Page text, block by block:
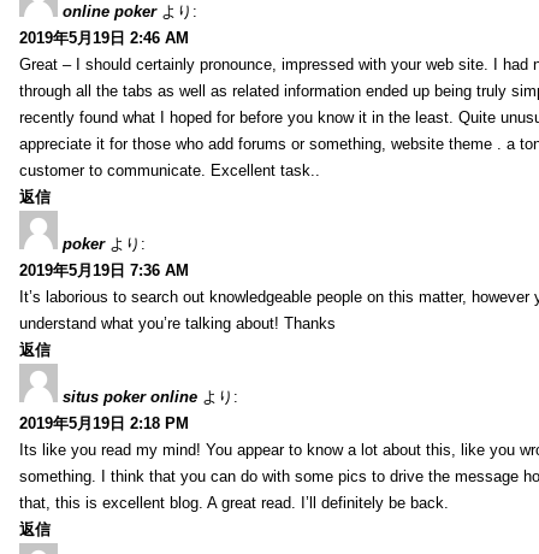
online poker より:
2019年5月19日 2:46 AM
Great – I should certainly pronounce, impressed with your web site. I had
through all the tabs as well as related information ended up being truly
recently found what I hoped for before you know it in the least. Quite
appreciate it for those who add forums or something, website theme . a
customer to communicate. Excellent task..
返信
poker より:
2019年5月19日 7:36 AM
It’s laborious to search out knowledgeable people on this matter, however
understand what you’re talking about! Thanks
返信
situs poker online より:
2019年5月19日 2:18 PM
Its like you read my mind! You appear to know a lot about this, like you
something. I think that you can do with some pics to drive the message
that, this is excellent blog. A great read. I’ll definitely be back.
返信